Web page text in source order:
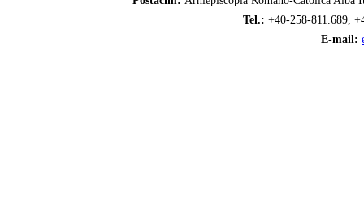
Tel.: +40-258-811.689,
E-mail: